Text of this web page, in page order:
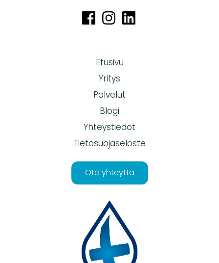
Etusivu
Yritys
Palvelut
Blogi
Yhteystiedot
Tietosuojaseloste
Ota yhteyttä